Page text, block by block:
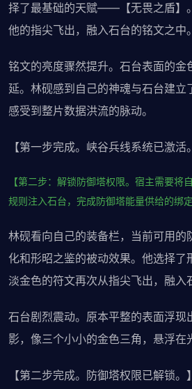
择了最基础的天赋——【无畏之盾】
他的指尖飞出，融入石台的铭文之中。
铭文的亮度骤然提升。石台表面的金
延。林砚感到自己的神魂与石台建立
感受到整片数据洪流的脉动。
【第一步完成。峡谷兵线系统已激活
【第二步：解锁防御塔权限。宿主需要将
规则注入石台，完成防御塔能量供给的绑定
林砚看向自己的装备栏，当前可用的
化和形昭之鉴的被动效果。他选择了
淡金色的符文再次从指尖飞出，融入
石台剧烈震动。原本平整的表面浮现
影，像三个小小的金色三角，悬浮在
【第二步完成。防御塔权限已解锁。】